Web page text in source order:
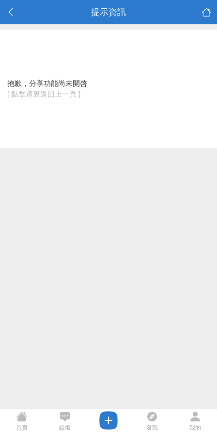
提示資訊
抱歉，分享功能尚未開啓
[ 點擊這裏返回上一頁 ]
首頁 論壇 發現 我的